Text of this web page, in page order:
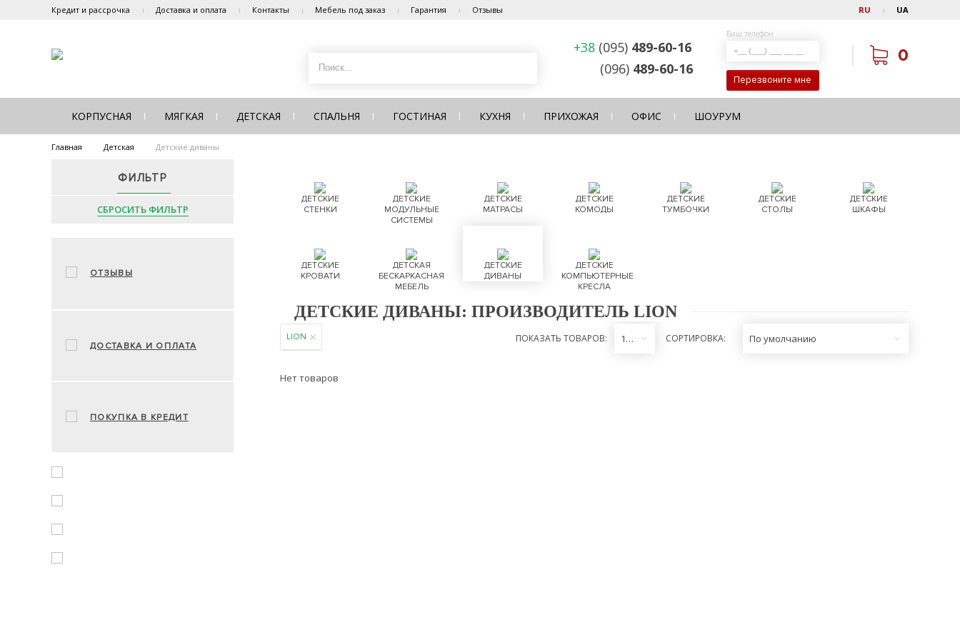
Кредит и рассрочка Доставка и оплата Контакты Мебель под заказ Гарантия Отзывы RU UA
+38 (095) 489-60-16
(096) 489-60-16
Ваш телефон
Перезвоните мне
0
КОРПУСНАЯ МЯГКАЯ ДЕТСКАЯ СПАЛЬНЯ ГОСТИНАЯ КУХНЯ ПРИХОЖАЯ ОФИС ШОУРУМ
Главная Детская Детские диваны
ФИЛЬТР
СБРОСИТЬ ФИЛЬТР
ОТЗЫВЫ
ДОСТАВКА И ОПЛАТА
ПОКУПКА В КРЕДИТ
ДЕТСКИЕ
СТЕНКИ
ДЕТСКИЕ
МОДУЛЬНЫЕ
СИСТЕМЫ
ДЕТСКИЕ
МАТРАСЫ
ДЕТСКИЕ
КОМОДЫ
ДЕТСКИЕ
ТУМБОЧКИ
ДЕТСКИЕ
СТОЛЫ
ДЕТСКИЕ
ШКАФЫ
ДЕТСКИЕ
КРОВАТИ
ДЕТСКАЯ
БЕСКАРКАСНАЯ
МЕБЕЛЬ
ДЕТСКИЕ
ДИВАНЫ
ДЕТСКИЕ
КОМПЬЮТЕРНЫЕ
КРЕСЛА
ДЕТСКИЕ ДИВАНЫ: ПРОИЗВОДИТЕЛЬ LION
LION ПОКАЗАТЬ ТОВАРОВ: 12 СОРТИРОВКА: По умолчанию
Нет товаров